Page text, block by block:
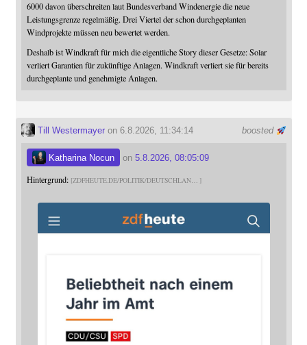
6000 davon überschreiten laut Bundesverband Windenergie die neue
Leistungsgrenze regelmäßig. Drei Viertel der schon durchgeplanten
Windprojekte müssen neu bewertet werden.
Deshalb ist Windkraft für mich die eigentliche Story dieser Gesetze: Solar
verliert Garantien für zukünftige Anlagen. Windkraft verliert sie für bereits
durchgeplante und genehmigte Anlagen.
boosted
Till Westermayeron 6.8.2026, 11:34:14
Katharina Nocun on 5.8.2026, 08:05:09
Hintergrund: ZDFHEUTE.DE/POLITIK/DEUTSCHLAN